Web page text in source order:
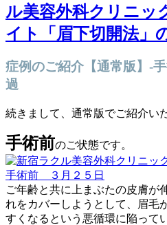
ル美容外科クリニッ
イト「眉下切開法」
症例のご紹介【通常版】-
過
続きまして、通常版でご紹介い
手術前のご状態です。
ご年齢と共に上まぶたの皮膚が
れをカバーしようとして、眉毛
すくなるという悪循環に陥って